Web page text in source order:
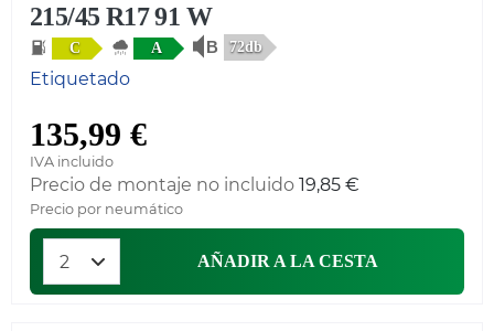
215/45 R17 91 W
C A 72db
Etiquetado
135,99 €
IVA incluido
Precio de montaje no incluido 19,85 €
Precio por neumático
AÑADIR A LA CESTA